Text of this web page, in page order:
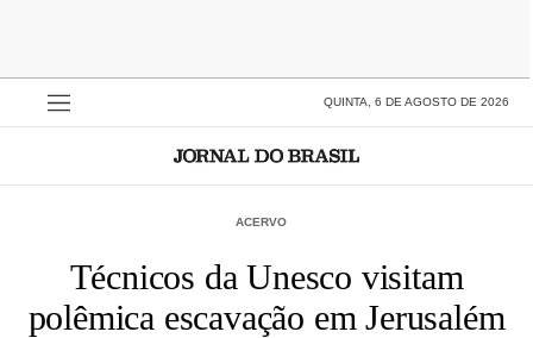
QUINTA, 6 DE AGOSTO DE 2026
ACERVO
Técnicos da Unesco visitam
polêmica escavação em Jerusalém